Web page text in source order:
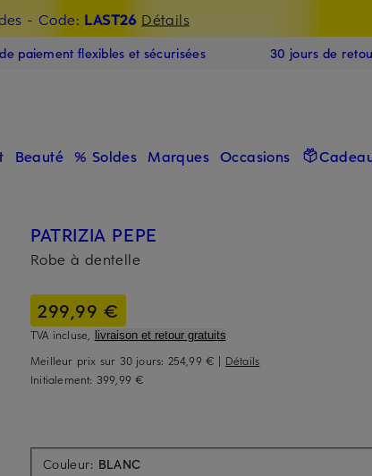
- Code: LAST26 Détails
paiement flexibles et sécurisées 30 jours de
Beauté % Soldes Marques Occasions
PATRIZIA PEPE
Robe à dentelle
299,99 €
TVA incluse, livraison et retour gratuits
Meilleur prix sur 30 jours: 254,99 € | Détails
Initialement: 399,99 €
Couleur: BLANC